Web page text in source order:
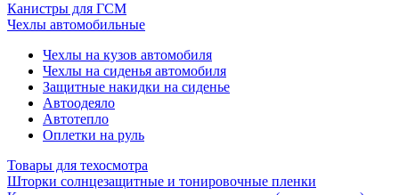
Канистры для ГСМ
Чехлы автомобильные
Чехлы на кузов автомобиля
Чехлы на сиденья автомобиля
Защитные накидки на сиденье
Автоодеяло
Автотепло
Оплетки на руль
Товары для техосмотра
Шторки солнцезащитные и тонировочные пленки